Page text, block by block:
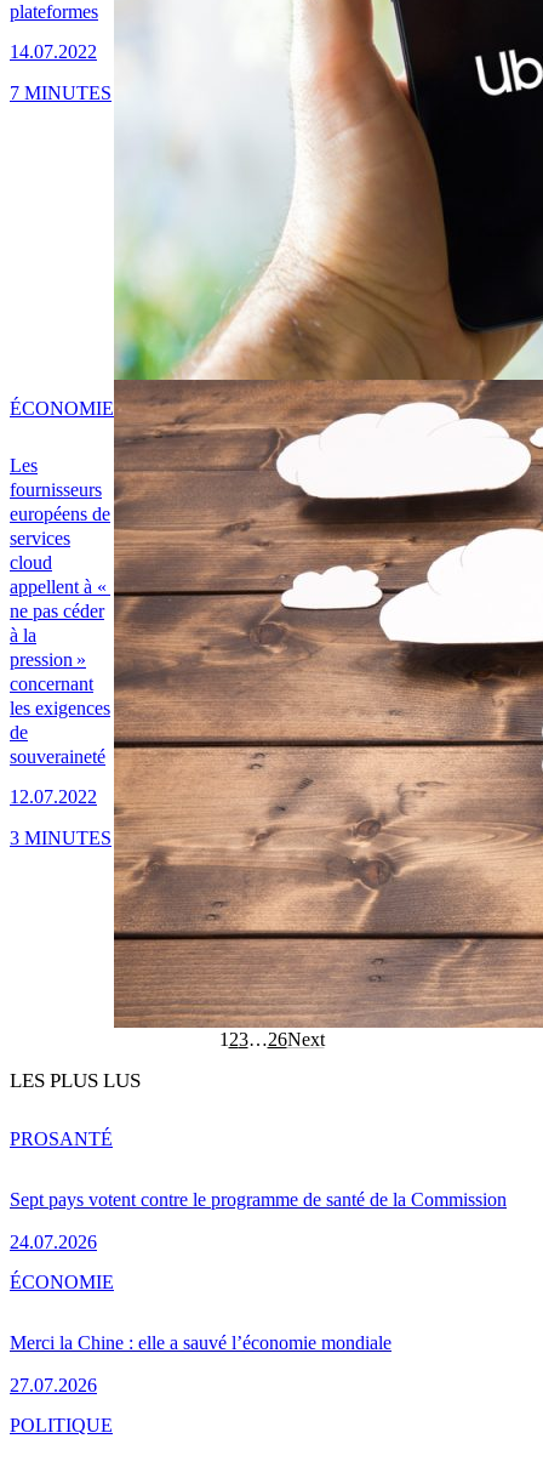
plateformes
14.07.2022
7 MINUTES
Les
fournisseurs
européens de
services
cloud
appellent à «
ne pas céder
à la
pression »
concernant
les exigences
de
souveraineté
12.07.2022
ÉCONOMIE
3 MINUTES
1 23…26Next
LES PLUS LUS
Sept pays votent contre le programme de santé de la Commission
24.07.2026
PROSANTÉ
Merci la Chine : elle a sauvé l’économie mondiale
27.07.2026
ÉCONOMIE
POLITIQUE